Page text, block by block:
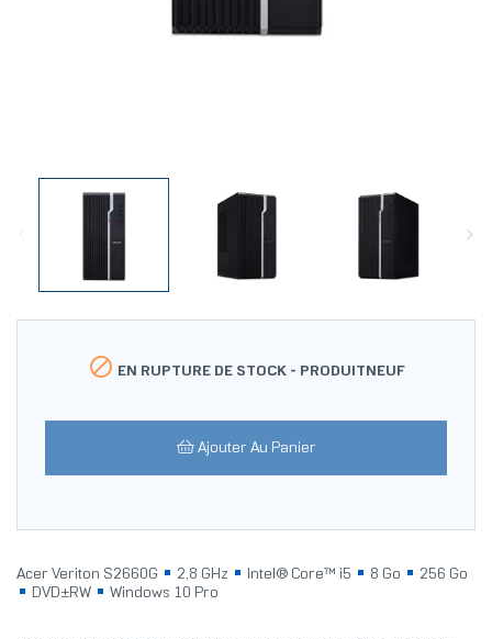
 EN RUPTURE DE STOCK - PRODUITNEUF
Ajouter Au Panier
Acer Veriton S2660G 2,8 GHz Intel® Core™ i5 8 Go
256 Go
DVD±RW
Windows 10 Pro